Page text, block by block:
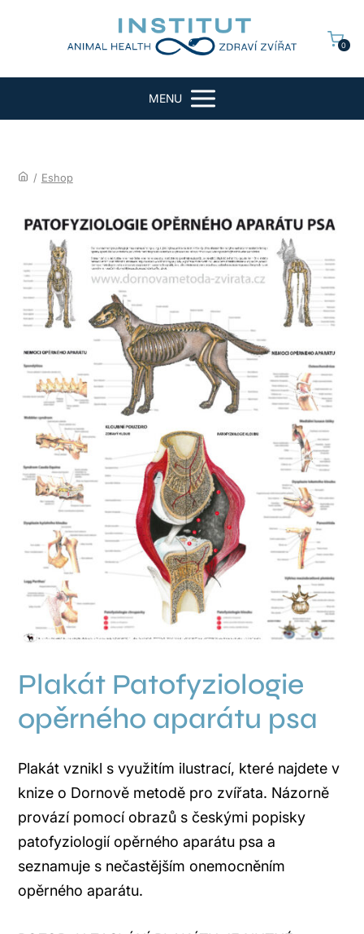
0
MENU
/ Eshop
Plakát Patofyziologie
opěrného aparátu psa
Plakát vznikl s využitím ilustrací, které najdete v
knize o Dornově metodě pro zvířata. Názorně
provází pomocí obrazů s českými popisky
patofyziologií opěrného aparátu psa a
seznamuje s nečastějším onemocněním
opěrného aparátu.